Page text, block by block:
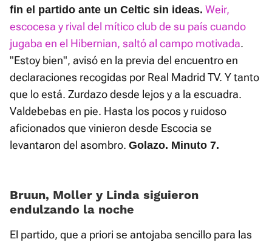
fin el partido ante un Celtic sin ideas. Weir,
escocesa y rival del mítico club de su país cuando
jugaba en el Hibernian, saltó al campo motivada.
"Estoy bien", avisó en la previa del encuentro en
declaraciones recogidas por Real Madrid TV. Y tanto
que lo está. Zurdazo desde lejos y a la escuadra.
Valdebebas en pie. Hasta los pocos y ruidoso
aficionados que vinieron desde Escocia se
levantaron del asombro. Golazo. Minuto 7.
Bruun, Moller y Linda siguieron
endulzando la noche
El partido, que a priori se antojaba sencillo para las